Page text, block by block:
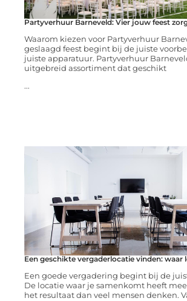
Partyverhuur Barneveld: Vier jouw feest
Waarom kiezen voor Partyverhuur
geslaagd feest begint bij de juiste
juiste apparatuur. Partyverhuur
uitgebreid assortiment dat geschikt
...
Een geschikte vergaderlocatie vinden: waar
Een goede vergadering begint bij de
De locatie waar je samenkomt heeft
het resultaat dan veel mensen denken.